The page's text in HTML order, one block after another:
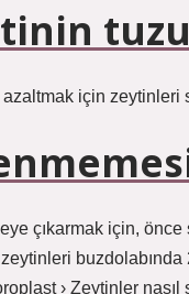
için
çıkarmak için,
› Zeytinler nasıl